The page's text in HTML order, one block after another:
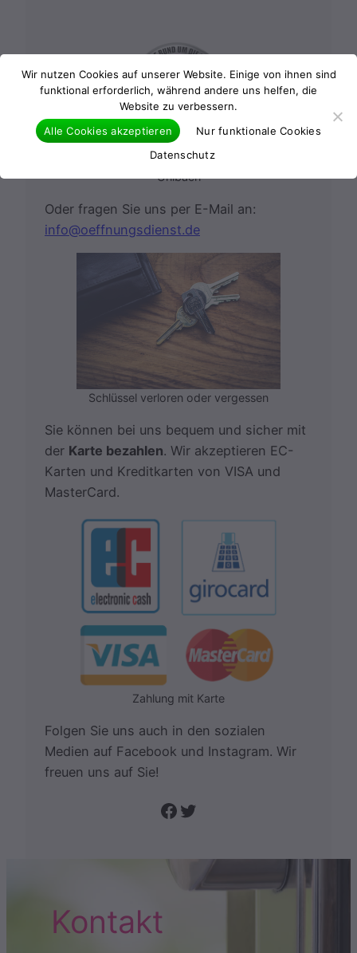
24 Stunden Notdienst
Uhlbach
Oder fragen Sie uns per E-Mail an:
info@oeffnungsdienst.de
Schlüssel verloren oder vergessen
Sie können bei uns bequem und sicher mit
der Karte bezahlen. Wir akzeptieren EC-
Karten und Kreditkarten von VISA und
MasterCard.
Zahlung mit Karte
Folgen Sie uns auch in den sozialen
Medien auf Facebook und Instagram. Wir
freuen uns auf Sie!
Folge uns auf Facebook Twitter
Kontakt
Wir nutzen Cookies auf unserer Website. Einige von ihnen sind
funktional erforderlich, während andere uns helfen, die
Website zu verbessern.
Alle Cookies akzeptieren
Nur funktionale Cookies
Datenschutz